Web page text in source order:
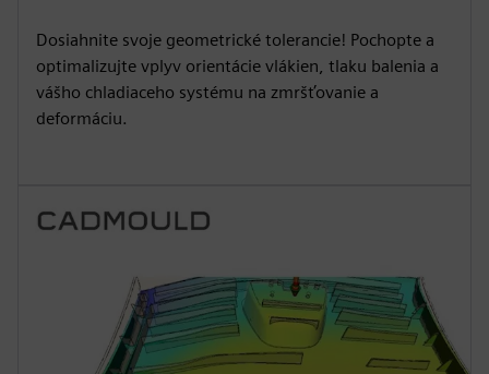
Dosiahnite svoje geometrické tolerancie! Pochopte a
optimalizujte vplyv orientácie vlákien, tlaku balenia a
vášho chladiaceho systému na zmršťovanie a
deformáciu.